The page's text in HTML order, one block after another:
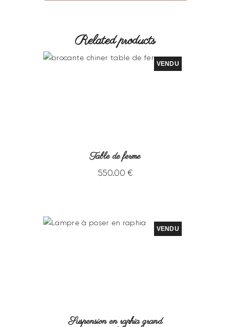
Related products
VENDU
Table de ferme
550.00 €
VENDU
Suspension en raphia grand